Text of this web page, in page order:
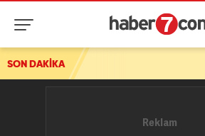
SON DAKİKA 30 İlde düğmeye basıldı!